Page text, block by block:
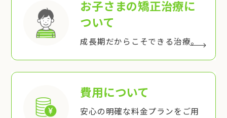
お子さまの矯正治療に
ついて
成長期だからこそできる治療。
費用について
安心の明確な料金プランをご用